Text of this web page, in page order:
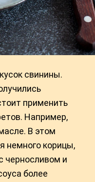
свинины.
применить
Например,
В этом
немного корицы,
черносливом и
более